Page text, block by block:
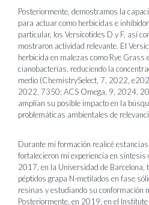
Posteriormente, demostramos la
para actuar como herbicidas e
particular, los Versicotides D y F, así
mostraron actividad relevante. El
herbicida en malezas como Rye Grass
cianobacterias, reduciendo la
medio (ChemistrySelect, 7, 2022,
2022, 7350; ACS Omega, 9, 2024,
amplían su posible impacto en la
problemáticas ambientales de
Durante mi formación realicé
fortalecieron mi experiencia en síntesis
2017, en la Universidad de Barcelona,
péptidos grapa N-metilados en fase
resinas y estudiando su conformación
Posteriormente, en 2019, en el